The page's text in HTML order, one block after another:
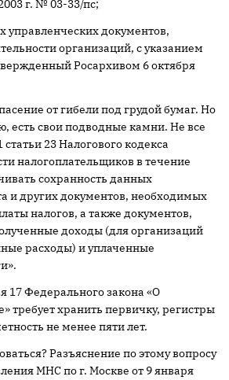
г. № 03-33/пс;
документов,
организаций, с указанием
Росархивом 6 октября
от гибели под грудой бумаг. Но
есть свои подводные камни. Не все
статьи 23 Налогового кодекса
налогоплательщиков в течение
сохранность данных
и других документов, необходимых
налогов, а также документов,
доходы (для организаций
расходы) и уплаченные
17 Федерального закона «О
требует хранить первичку, регистры
не менее пяти лет.
Разъяснение по этому вопросу
МНС по г. Москве от 9 января